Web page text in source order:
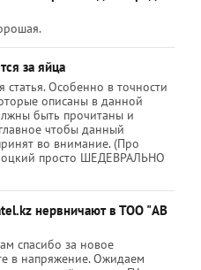
за яйца
Особенно в точности
описаны в данной
быть прочитаны и
чтобы данный
во внимание. (Про
просто ШЕДЕВРАЛЬНО
нервничают в ТОО "AB
спасибо за новое
в напряжение. Ожидаем